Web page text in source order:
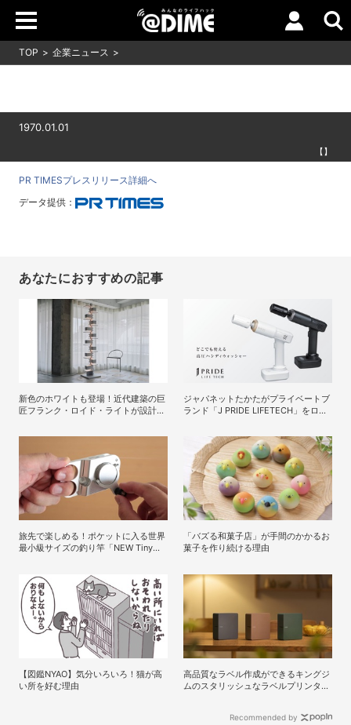
TOP 企業ニュース
1970.01.01
【】
PR TIMESプレスリリース詳細へ
データ提供：
あなたにおすすめの記事
新色のホワイトも登場！近代建築の巨
匠フランク・ロイド・ライトが設計し
ジャパネットたかたがプライベートブ
ランド「J PRIDE LIFETECH」をロー
旅先で楽しめる！ポケットに入る世界
最小級サイズの釣り竿「NEW Tiny
「バズる和菓子店」が手間のかかるお
菓子を作り続ける理由
【図鑑NYAO】気分いろいろ！猫が高
い所を好む理由
高品質なラベル作成ができるキングジ
ムのスタリッシュなラベルプリンター
Recommended by